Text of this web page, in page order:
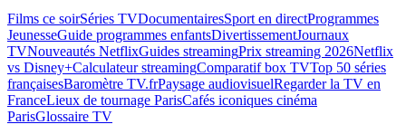
Films ce soirSéries TVDocumentairesSport en directProgrammes
JeunesseGuide programmes enfantsDivertissementJournaux
TVNouveautés NetflixGuides streamingPrix streaming 2026Netflix
vs Disney+Calculateur streamingComparatif box TVTop 50 séries
françaisesBaromètre TV.frPaysage audiovisuelRegarder la TV en
FranceLieux de tournage ParisCafés iconiques cinéma
ParisGlossaire TV